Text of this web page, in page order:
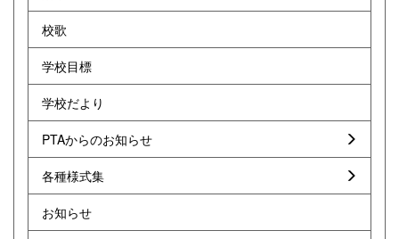
校歌
学校目標
学校だより
PTAからのお知らせ
各種様式集
お知らせ